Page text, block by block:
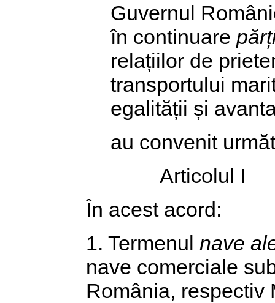
Guvernul
în continuare
relațiilor de
transportului
egalității și
au convenit
Articolul I
În acest acord:
1. Termenul nave
nave comerciale
România, respectiv